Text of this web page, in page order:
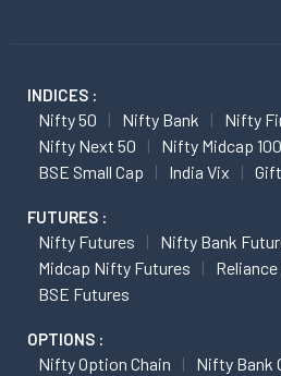
INDICES :
Nifty 50 Nifty Bank
Nifty
Nifty Next 50
Nifty Midcap 100
BSE Small Cap
India Vix
FUTURES :
Nifty Futures
Nifty Bank
Midcap Nifty Futures
BSE Futures
OPTIONS :
Nifty Option Chain
Nifty Bank